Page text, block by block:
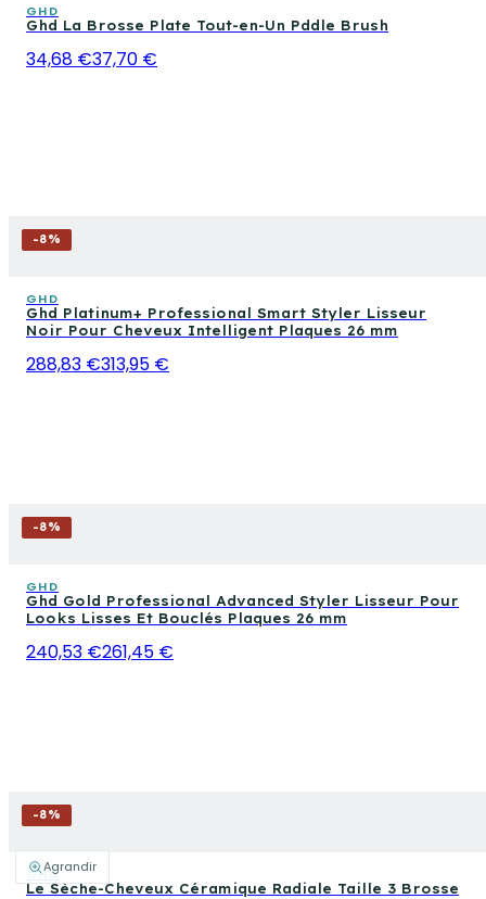
Agrandir
GHD
Ghd La Brosse Plate Tout-en-Un Pddle Brush
34,68 €37,70 €
-8%
GHD
Ghd Platinum+ Professional Smart Styler Lisseur
Noir Pour Cheveux Intelligent Plaques 26 mm
288,83 €313,95 €
-8%
GHD
Ghd Gold Professional Advanced Styler Lisseur Pour
Looks Lisses Et Bouclés Plaques 26 mm
240,53 €261,45 €
-8%
GHD
Le Sèche-Cheveux Céramique Radiale Taille 3 Brosse